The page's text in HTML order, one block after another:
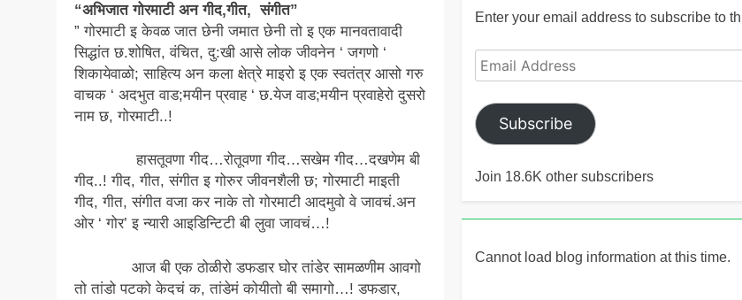
“अभिजात गोरमाटी अन गीद,गीत, संगीत”
” गोरमाटी इ केवळ जात छेनी जमात छेनी तो इ एक मानवतावादी
सिद्धांत छ.शोषित, वंचित, दु:खी आसे लोक जीवनेन ‘ जगणो ‘
शिकायेवाळो; साहित्य अन कला क्षेत्रे माइरो इ एक स्वतंत्र आसो गरु
वाचक ‘ अदभुत वाड;मयीन प्रवाह ‘ छ.येज वाड;मयीन प्रवाहेरो दुसरो
नाम छ, गोरमाटी..!
हासतूवणा गीद…रोतूवणा गीद…सखेम गीद…दखणेम बी
गीद..! गीद, गीत, संगीत इ गोरुर जीवनशैली छ; गोरमाटी माइती
गीद, गीत, संगीत वजा कर नाके तो गोरमाटी आदमुवो वे जावचं.अन
ओर ‘ गोर’ इ न्यारी आइडिन्टिटी बी लुवा जावचं…!
आज बी एक ठोळीरो डफडार घोर तांडेर सामळणीम आवगो
तो तांडो पटको केदचं क, तांडेमं कोयीतो बी समागो…! डफडार,
Enter your email address to subscribe to
Email
Address
Subscribe
Join 18.6K other subscribers
Cannot load blog information at this time.